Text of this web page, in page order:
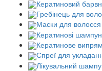
Кератиновий
Гребінець для
Маски для
Кератинові
Кератинове
Спреї для
Лікувальний